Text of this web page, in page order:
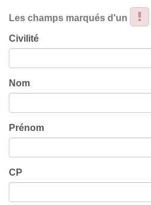
Les champs marqués d'un
Civilité
Nom
Prénom
CP